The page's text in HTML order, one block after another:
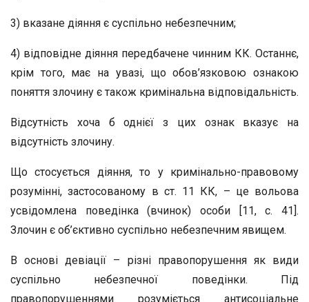
3) вказане діяння є суспільно небезпечним;
4) відповідне діяння передбачене чинним КК. Останнє,
крім того, має на увазі, що обов’язковою ознакою
поняття злочину є також кримінальна відповідальність.
Відсутність хоча б однієї з цих ознак вказує на
відсутність злочину.
Що стосується діяння, то у кримінально-правовому
розумінні, застосованому в ст. 11 КК, – це вольова
усвідомлена поведінка (вчинок) особи [11, с. 41].
Злочин є об’єктивно суспільно небезпечним явищем.
В основі девіації – різні правопорушення як види
суспільно небезпечної поведінки. Під
правопорушеннями розуміється антисоціальне